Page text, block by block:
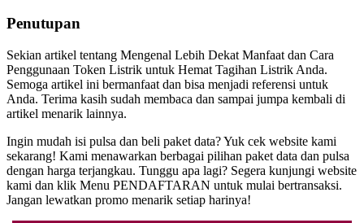
Penutupan
Sekian artikel tentang Mengenal Lebih Dekat Manfaat dan Cara
Penggunaan Token Listrik untuk Hemat Tagihan Listrik Anda.
Semoga artikel ini bermanfaat dan bisa menjadi referensi untuk
Anda. Terima kasih sudah membaca dan sampai jumpa kembali di
artikel menarik lainnya.
Ingin mudah isi pulsa dan beli paket data? Yuk cek website kami
sekarang! Kami menawarkan berbagai pilihan paket data dan pulsa
dengan harga terjangkau. Tunggu apa lagi? Segera kunjungi website
kami dan klik Menu PENDAFTARAN untuk mulai bertransaksi.
Jangan lewatkan promo menarik setiap harinya!